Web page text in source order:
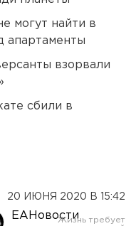
могут найти в
апартаменты
взорвали
сбили в
20 ИЮНЯ 2020 В 15:42
ЕАНовости